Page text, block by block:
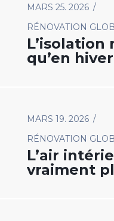
MARS 25. 2026
RÉNOVATION
L’isolation
qu’en
MARS 19. 2026
RÉNOVATION
L’air
vraiment